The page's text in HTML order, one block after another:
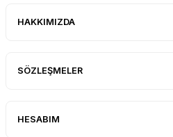
HAKKIMIZDA
SÖZLEŞMELER
HESABIM